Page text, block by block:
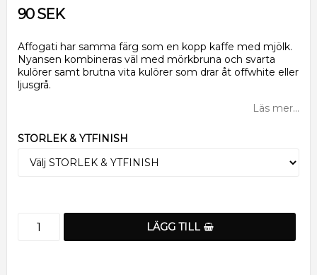
90 SEK
Affogati har samma färg som en kopp kaffe med mjölk.
Nyansen kombineras väl med mörkbruna och svarta
kulörer samt brutna vita kulörer som drar åt offwhite eller
ljusgrå.
Läs mer...
STORLEK & YTFINISH
LÄGG TILL